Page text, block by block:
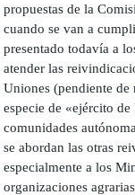
propuestas de la
cuando se van a
presentado todavía a
atender las
Uniones (pendiente
especie de «ejército
comunidades
se abordan las otras
especialmente a los
organizaciones